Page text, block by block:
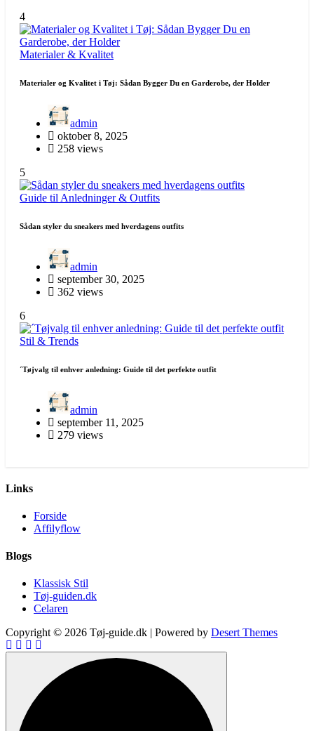
4
Materialer & Kvalitet
Materialer og Kvalitet i Tøj: Sådan Bygger Du en Garderobe, der Holder
admin
oktober 8, 2025
258 views
5
Guide til Anledninger & Outfits
Sådan styler du sneakers med hverdagens outfits
admin
september 30, 2025
362 views
6
Stil & Trends
´Tøjvalg til enhver anledning: Guide til det perfekte outfit
admin
september 11, 2025
279 views
Links
Forside
Affilyflow
Blogs
Klassisk Stil
Tøj-guiden.dk
Celaren
Copyright © 2026 Tøj-guide.dk | Powered by Desert Themes